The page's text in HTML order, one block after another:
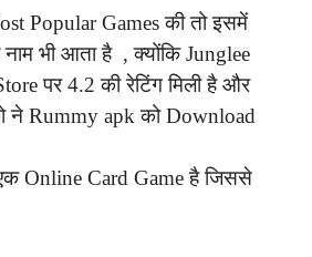
Popular Games की तो इसमें
भी आता है , क्योंकि Junglee
पर 4.2 की रेटिंग मिली है और
ने Rummy apk को Download
Online Card Game है जिससे